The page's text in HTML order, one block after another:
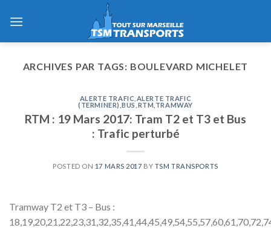
ARCHIVES PAR TAGS: BOULEVARD MICHELET
ALERTE TRAFIC ALERTE TRAFIC
(TERMINER) ,BUS RTM TRAMWAY
RTM : 19 Mars 2017: Tram T2 et T3 et Bus
: Trafic perturbé
POSTED ON 17 MARS 2017 BY TSM TRANSPORTS
Tramway T2 et T3 – Bus :